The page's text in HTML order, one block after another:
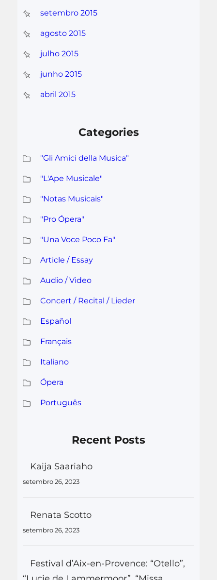
setembro 2015
agosto 2015
julho 2015
junho 2015
abril 2015
Categories
"Gli Amici della Musica"
"L'Ape Musicale"
"Notas Musicais"
"Pro Ópera"
"Una Voce Poco Fa"
Article / Essay
Audio / Video
Concert / Recital / Lieder
Español
Français
Italiano
Ópera
Português
Recent Posts
Kaija Saariaho
setembro 26, 2023
Renata Scotto
setembro 26, 2023
Festival d’Aix-en-Provence: “Otello”,